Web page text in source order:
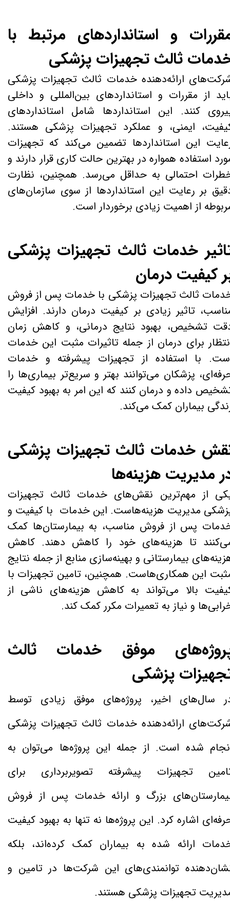
و استانداردهای مرتبط با
ثالث تجهیزات پزشکی
ارائه‌دهنده خدمات ثالث تجهیزات پزشکی
از مقررات و استانداردهای بین‌المللی و داخلی
کنند. این استانداردها شامل استانداردهای
ایمنی، و عملکرد تجهیزات پزشکی هستند.
این استانداردها تضمین می‌کند که تجهیزات
استفاده همواره در بهترین حالت کاری قرار دارند و
احتمالی به حداقل می‌رسد. همچنین، نظارت
بر رعایت این استانداردها از سوی سازمان‌های
از اهمیت زیادی برخوردار است.
خدمات ثالث تجهیزات پزشکی
کیفیت درمان
ثالث تجهیزات پزشکی با خدمات پس از فروش
تاثیر زیادی بر کیفیت درمان دارند. افزایش
تشخیص، بهبود نتایج درمانی، و کاهش زمان
برای درمان از جمله تاثیرات مثبت این خدمات
با استفاده از تجهیزات پیشرفته و خدمات
پزشکان می‌توانند بهتر و سریع‌تر بیماری‌ها را
داده و درمان کنند که این امر به بهبود کیفیت
بیماران کمک می‌کند.
خدمات ثالث تجهیزات پزشکی
مدیریت هزینه‌ها
از مهم‌ترین نقش‌های خدمات ثالث تجهیزات
مدیریت هزینه‌هاست. این خدمات با کیفیت و
پس از فروش مناسب، به بیمارستان‌ها کمک
تا هزینه‌های خود را کاهش دهند. کاهش
بیمارستانی و بهینه‌سازی منابع از جمله نتایج
این همکاری‌هاست. همچنین، تامین تجهیزات با
بالا می‌تواند به کاهش هزینه‌های ناشی از
و نیاز به تعمیرات مکرر کمک کند.
موفق خدمات ثالث
پزشکی
سال‌های اخیر، پروژه‌های موفق زیادی توسط
ارائه‌دهنده خدمات ثالث تجهیزات پزشکی
شده است. از جمله این پروژه‌ها می‌توان به
تجهیزات پیشرفته تصویربرداری برای
بزرگ و ارائه خدمات پس از فروش
اشاره کرد. این پروژه‌ها نه تنها به بهبود کیفیت
ارائه شده به بیماران کمک کرده‌اند، بلکه
توانمندی‌های این شرکت‌ها در تامین و
تجهیزات پزشکی هستند.